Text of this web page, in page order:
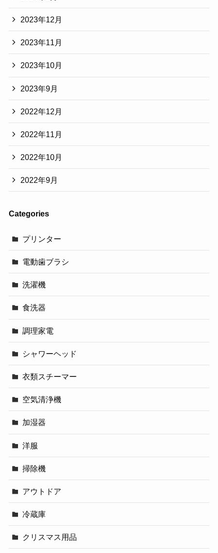
2023年12月
2023年11月
2023年10月
2023年9月
2022年12月
2022年11月
2022年10月
2022年9月
Categories
プリンター
電動歯ブラシ
洗濯機
食洗器
調理家電
シャワーヘッド
衣類スチーマー
空気清浄機
加湿器
洋服
掃除機
アウトドア
冷蔵庫
クリスマス用品